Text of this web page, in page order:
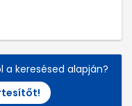
a keresésed alapján?